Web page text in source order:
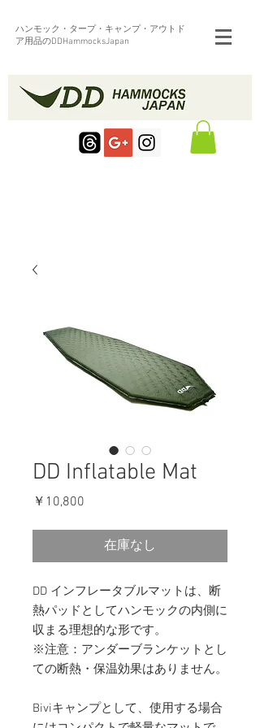
ハンモック・タープ・キャンプ・アウトド
ア用品のDDHammocksJapan
DD Inflatable Mat
￥10,800
在庫なし
DD インフレータブルマットは、断
熱パッドとしてハンモックの内側に
収まる理想的な形です。
※注意：アンダーブランケットとし
ての断熱・保温効果はありません。
Biviキャンプとして、使用する場合